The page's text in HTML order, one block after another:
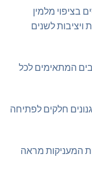
בציפוי מלמין
ויציבות לשנים
המתאימים לכל
חלקים לפתיחה
המעניקות מראה